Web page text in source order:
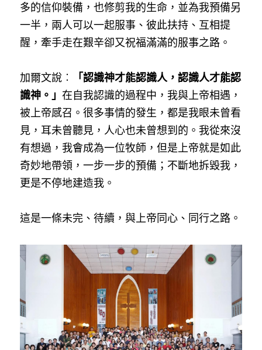
多的信仰裝備，也修剪我的生命，並為我預備另
一半，兩人可以一起服事、彼此扶持、互相提
醒，牽手走在艱辛卻又祝福滿滿的服事之路。
加爾文說︰
「認識神才能認識人，認識人才能認
識神。」 在自我認識的過程中，我與上帝相遇，
被上帝感召。很多事情的發生，都是我眼未曾看
見，耳未曾聽見，人心也未曾想到的。我從來沒
有想過，我會成為一位牧師，但是上帝就是如此
奇妙地帶領，一步一步的預備；不斷地拆毀我，
更是不停地建造我。
這是一條未完、待續，與上帝同心、同行之路。